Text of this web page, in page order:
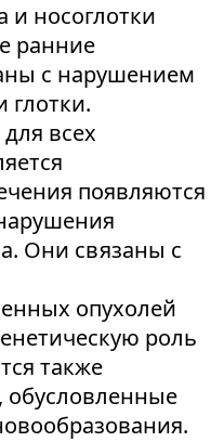
и носоглотки
ранние
с нарушением
глотки.
всех
появляются
Они связаны с
опухолей
роль
также